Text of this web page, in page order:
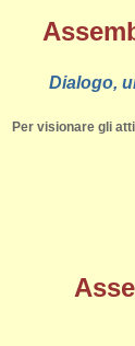
Dialogo,
Per visionare gli atti